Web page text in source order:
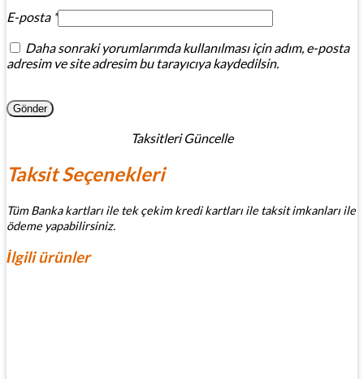
E-posta *
Daha sonraki yorumlarımda kullanılması için adım, e-posta
adresim ve site adresim bu tarayıcıya kaydedilsin.
Taksitleri Güncelle
Taksit Seçenekleri
Tüm Banka kartları ile tek çekim kredi kartları ile taksit imkanları ile
ödeme yapabilirsiniz.
İlgili ürünler